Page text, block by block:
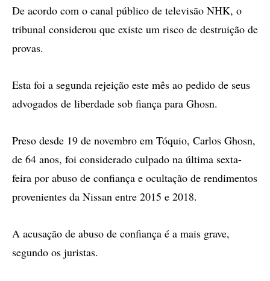
De acordo com o canal público de televisão NHK, o
tribunal considerou que existe um risco de destruição de
provas.
Esta foi a segunda rejeição este mês ao pedido de seus
advogados de liberdade sob fiança para Ghosn.
Preso desde 19 de novembro em Tóquio, Carlos Ghosn,
de 64 anos, foi considerado culpado na última sexta-
feira por abuso de confiança e ocultação de rendimentos
provenientes da Nissan entre 2015 e 2018.
A acusação de abuso de confiança é a mais grave,
segundo os juristas.